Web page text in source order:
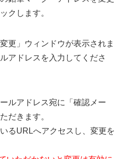
クします。
更」ウィンドウが表示されま
アドレスを入力してくださ
ルアドレス宛に「確認メー
だきます。
るURLへアクセスし、変更を